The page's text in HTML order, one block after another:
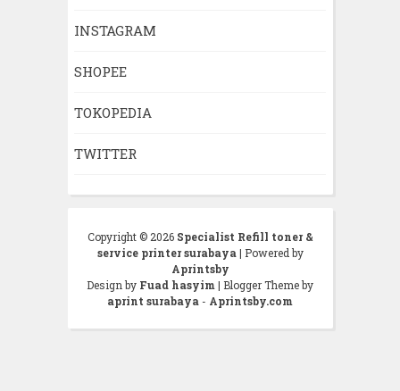
INSTAGRAM
SHOPEE
TOKOPEDIA
TWITTER
Copyright © 2026 Specialist Refill toner &
service printer surabaya | Powered by
Aprintsby
Design by Fuad hasyim | Blogger Theme by
aprint surabaya - Aprintsby.com